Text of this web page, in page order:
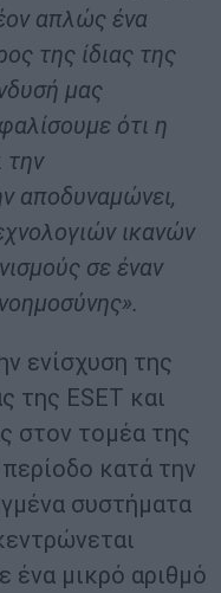
απλώς ένα
της ίδιας της
μας
ότι η
την
αποδυναμώνει,
ικανών
σε έναν
ενίσχυση της
της ESET και
στον τομέα της
κατά την
συστήματα
ένα μικρό αριθμό